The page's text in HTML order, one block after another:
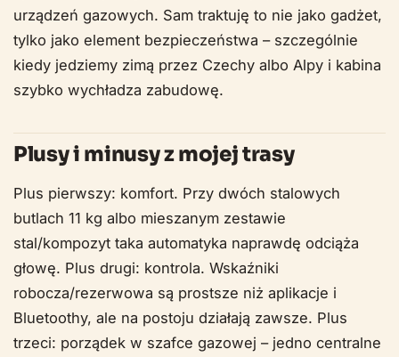
urządzeń gazowych. Sam traktuję to nie jako gadżet,
tylko jako element bezpieczeństwa – szczególnie
kiedy jedziemy zimą przez Czechy albo Alpy i kabina
szybko wychładza zabudowę.
Plusy i minusy z mojej trasy
Plus pierwszy: komfort. Przy dwóch stalowych
butlach 11 kg albo mieszanym zestawie
stal/kompozyt taka automatyka naprawdę odciąża
głowę. Plus drugi: kontrola. Wskaźniki
robocza/rezerwowa są prostsze niż aplikacje i
Bluetoothy, ale na postoju działają zawsze. Plus
trzeci: porządek w szafce gazowej – jedno centralne